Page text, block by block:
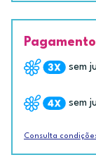
sem
sem
Consulta